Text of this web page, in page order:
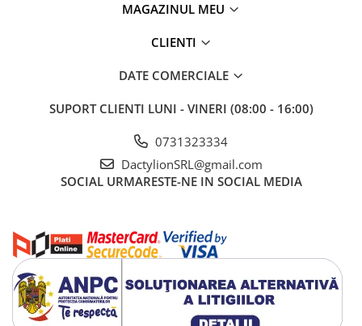
MAGAZINUL MEU
CLIENTI
DATE COMERCIALE
SUPORT CLIENTI LUNI - VINERI (08:00 - 16:00)
0731323334
DactylionSRL@gmail.com
SOCIAL URMARESTE-NE IN SOCIAL MEDIA